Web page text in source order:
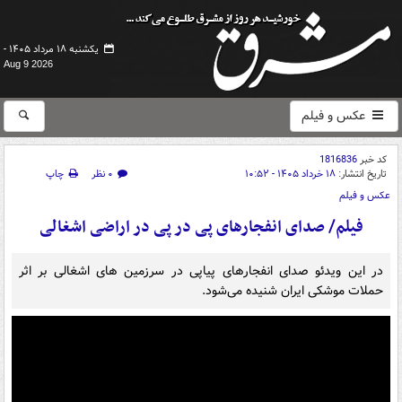
یکشنبه ۱۸ مرداد ۱۴۰۵ -
Aug 9 2026
عکس و فیلم
کد خبر1816836
تاریخ انتشار: ۱۸ خرداد ۱۴۰۵ - ۱۰:۵۲ ۰ نظر
چاپ
عکس و فیلم
فیلم/ صدای انفجارهای پی در پی در اراضی اشغالی
در این ویدئو صدای انفجارهای پیاپی در سرزمین‌ های اشغالی بر اثر
حملات موشکی ایران شنیده‌ می‌شود.